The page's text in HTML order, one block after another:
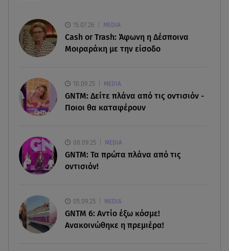
07.08.26 , 19:15
Συντάξεις Σεπτεμβρίου: Πότε θα μπουν τα
χρήματα στους λογαριασμούς
07.08.26 , 18:45
Φωτιά στο Στεφάνι Κορίνθου: Μήνυμα από το 112
- Σηκώθηκαν εναέρια μέσα
Έξοδος Αυγούστου: Στο 100% η πληρότητα για
Κυκλάδες
αποτελέσματα
15.07.26 MEDIA
Cash or Trash: Άφωνη η Δέσποινα
Μοιραράκη με την είσοδο
10.09.25 MEDIA
GNTM: Δείτε πλάνα από τις οντισιόν -
Ποιοι θα καταφέρουν
08.09.25 MEDIA
GNTM: Τα πρώτα πλάνα από τις
οντισιόν!
05.09.25 MEDIA
GNTM 6: Αντίο έξω κόσμε!
Ανακοινώθηκε η πρεμιέρα!